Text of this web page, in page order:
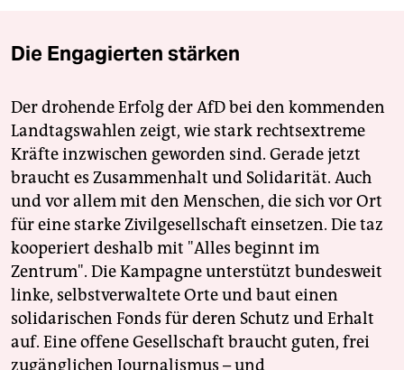
Die Engagierten stärken
Der drohende Erfolg der AfD bei den kommenden
Landtagswahlen zeigt, wie stark rechtsextreme
Kräfte inzwischen geworden sind. Gerade jetzt
braucht es Zusammenhalt und Solidarität. Auch
und vor allem mit den Menschen, die sich vor Ort
für eine starke Zivilgesellschaft einsetzen. Die taz
kooperiert deshalb mit "Alles beginnt im
Zentrum". Die Kampagne unterstützt bundesweit
linke, selbstverwaltete Orte und baut einen
solidarischen Fonds für deren Schutz und Erhalt
auf. Eine offene Gesellschaft braucht guten, frei
zugänglichen Journalismus – und